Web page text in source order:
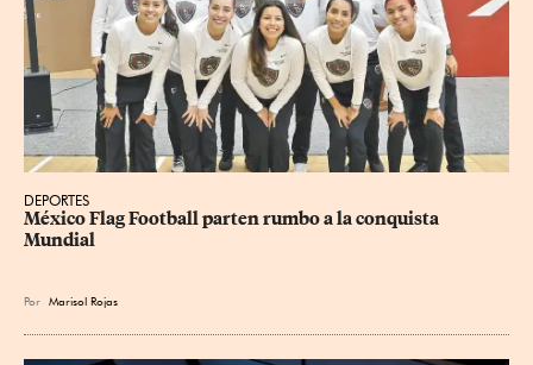
DEPORTES
México Flag Football parten rumbo a la conquista
Mundial
Por Marisol Rojas